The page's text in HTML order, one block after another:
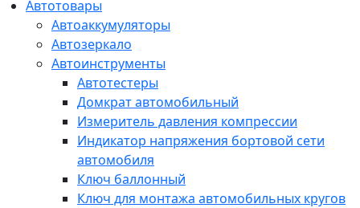
Автотовары
Автоаккумуляторы
Автозеркало
Автоинструменты
Автотестеры
Домкрат автомобильный
Измеритель давления компрессии
Индикатор напряжения бортовой сети
автомобиля
Ключ баллонный
Ключ для монтажа автомобильных кругов